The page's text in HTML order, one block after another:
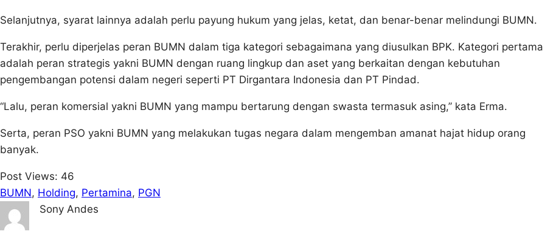
Selanjutnya, syarat lainnya adalah perlu payung hukum yang jelas, ketat, dan benar-benar melindungi BUMN.
Terakhir, perlu diperjelas peran BUMN dalam tiga kategori sebagaimana yang diusulkan BPK. Kategori pertama
adalah peran strategis yakni BUMN dengan ruang lingkup dan aset yang berkaitan dengan kebutuhan
pengembangan potensi dalam negeri seperti PT Dirgantara Indonesia dan PT Pindad.
“Lalu, peran komersial yakni BUMN yang mampu bertarung dengan swasta termasuk asing,” kata Erma.
Serta, peran PSO yakni BUMN yang melakukan tugas negara dalam mengemban amanat hajat hidup orang
banyak.
Post Views: 46
BUMN, Holding, Pertamina, PGN
Sony Andes